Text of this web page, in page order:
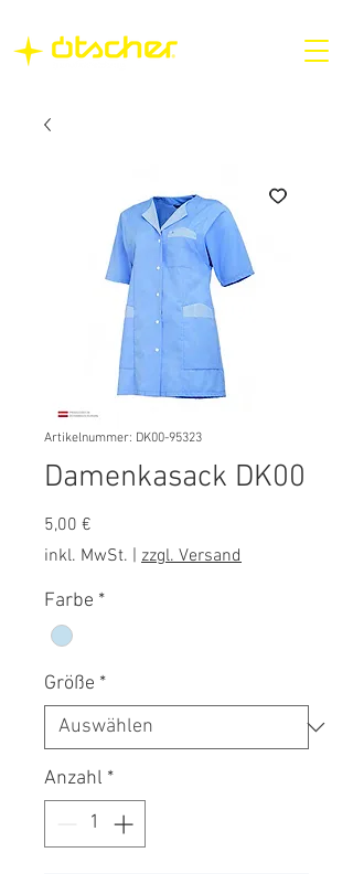
Artikelnummer: DK00-95323
Damenkasack DK00
5,00 €
inkl. MwSt.
zzgl. Versand
Farbe *
Größe *
Anzahl *